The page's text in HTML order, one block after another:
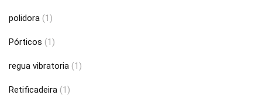
polidora (1)
Pórticos (1)
regua vibratoria (1)
Retificadeira (1)